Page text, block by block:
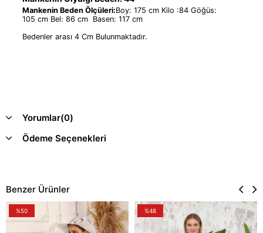
Mankenin Beden Ölçüleri:Boy: 175 cm Kilo :84 Göğüs:
105 cm Bel: 86 cm Basen: 117 cm
Bedenler arası 4 Cm Bulunmaktadır.
Yorumlar(0)
Ödeme Seçenekleri
Benzer Ürünler
%50 %48